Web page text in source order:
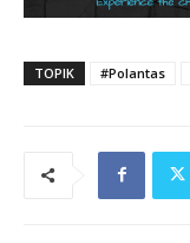
TOPIK #Polantas